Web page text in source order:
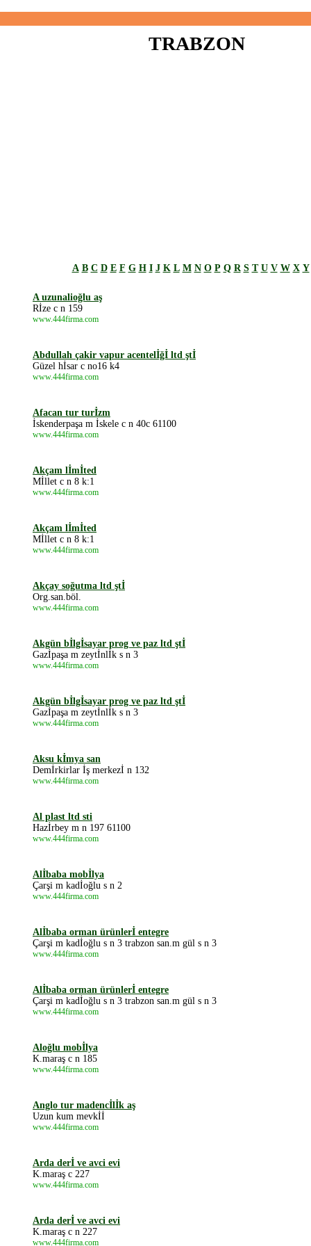
TRABZON
A B C D E F G H I J K L M N O P Q R S T U V W X Y
A uzunalioğlu aş
Rİze c n 159
www.444firma.com
Abdullah çakir vapur acentelİğİ ltd ştİ
Güzel hİsar c no16 k4
www.444firma.com
Afacan tur turİzm
İskenderpaşa m İskele c n 40c 61100
www.444firma.com
Akçam lİmİted
Mİllet c n 8 k:1
www.444firma.com
Akçam lİmİted
Mİllet c n 8 k:1
www.444firma.com
Akçay soğutma ltd ştİ
Org.san.böl.
www.444firma.com
Akgün bİlgİsayar prog ve paz ltd ştİ
Gazİpaşa m zeytİnlİk s n 3
www.444firma.com
Akgün bİlgİsayar prog ve paz ltd ştİ
Gazİpaşa m zeytİnlİk s n 3
www.444firma.com
Aksu kİmya san
Demİrkirlar İş merkezİ n 132
www.444firma.com
Al plast ltd sti
Hazİrbey m n 197 61100
www.444firma.com
Alİbaba mobİlya
Çarşi m kadİoğlu s n 2
www.444firma.com
Alİbaba orman ürünlerİ entegre
Çarşi m kadİoğlu s n 3 trabzon san.m gül s n 3
www.444firma.com
Alİbaba orman ürünlerİ entegre
Çarşi m kadİoğlu s n 3 trabzon san.m gül s n 3
www.444firma.com
Aloğlu mobİlya
K.maraş c n 185
www.444firma.com
Anglo tur madencİlİk aş
Uzun kum mevkİİ
www.444firma.com
Arda derİ ve avci evi
K.maraş c 227
www.444firma.com
Arda derİ ve avci evi
K.maraş c n 227
www.444firma.com